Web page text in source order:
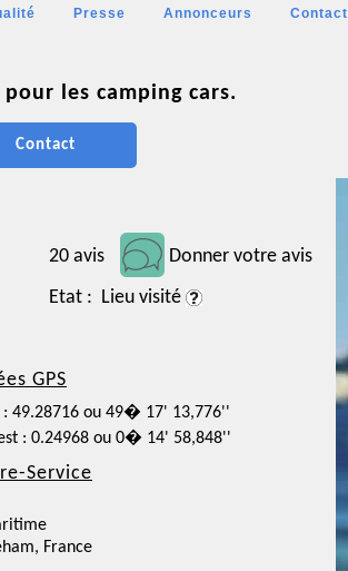
Presse Annonceurs Contact
les camping cars.
Contact
20 avis
Donner votre avis
Etat : Lieu visité
GPS
: 49.28716 ou 49� 17' 13,776''
: 0.24968 ou 0� 14' 58,848''
Service
France